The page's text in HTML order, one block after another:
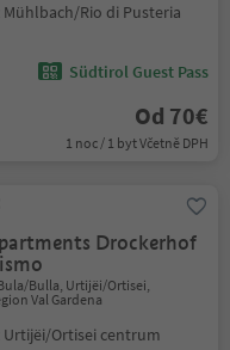
Mühlbach/Rio di Pusteria
Südtirol Guest Pass
Od 70€
1 noc / 1 byt Včetně DPH
Drockerhof
Bulla, Urtijëi/Ortisei,
Val Gardena
Urtijëi/Ortisei centrum